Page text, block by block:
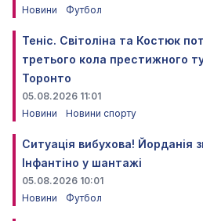
Новини
Футбол
Теніс. Світоліна та Костюк
третього кола престижного
Торонто
05.08.2026 11:01
Новини
Новини спорту
Ситуація вибухова! Йорданія
Інфантіно у шантажі
05.08.2026 10:01
Новини
Футбол